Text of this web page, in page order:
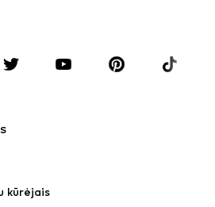
Premium
Megztiniai ir megzti drabužiai
kūrėjais